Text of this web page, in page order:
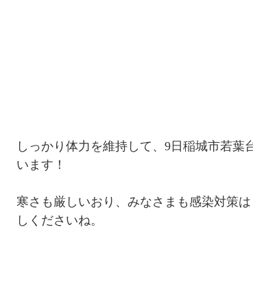
しっかり体力を維持して、9日稲城市若
います！
寒さも厳しいおり、みなさまも感染対策
しくださいね。